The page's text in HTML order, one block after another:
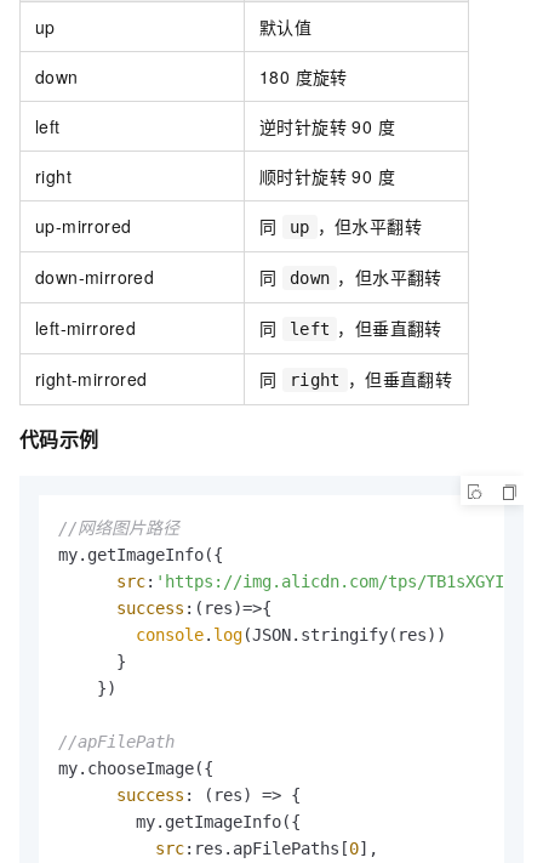
up 默认值
down 180 度旋转
left 逆时针旋转 90 度
right 顺时针旋转 90 度
up-mirrored 同 up ，但水平翻转
down-mirrored 同 down ，但水平翻转
left-mirrored 同 left ，但垂直翻转
right-mirrored 同 right ，但垂直翻转
代码示例
//网络图片路径
my.getImageInfo({
src: 'https://img.alicdn.com/tps/
success : ( res)=>{
console. log(JSON.stringify(res))
      }
    })
//apFilePath
my.chooseImage({
success : ( res) => {
        my.getImageInfo({
src:res.apFilePaths[0],